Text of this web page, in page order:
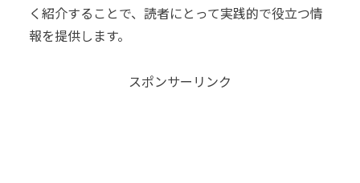
く紹介することで、読者にとって実践的で役立つ情
報を提供します。
スポンサーリンク